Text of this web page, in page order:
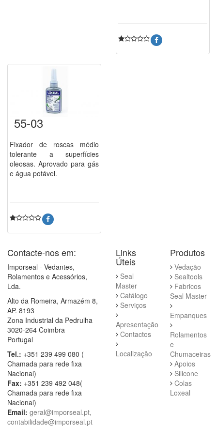
55-03
Fixador de roscas médio
tolerante a superfícies
oleosas. Aprovado para gás
e água potável.
Contacte-nos em:
Imporseal - Vedantes,
Rolamentos e Acessórios,
Lda.
Alto da Romeira, Armazém 8,
AP. 8193
Zona Industrial da Pedrulha
3020-264 Coimbra
Portugal
Tel.: +351 239 499 080 (
Chamada para rede fixa
Nacional)
Fax: +351 239 492 048(
Chamada para rede fixa
Nacional)
Email: geral@imporseal.pt,
contabilidade@imporseal.pt
Links
Úteis
Seal
Master
Catálogo
Serviços
Apresentação
Contactos
Localização
Produtos
Vedação
Sealtools
Fabricos
Seal Master
Empanques
Rolamentos
e
Chumaceiras
Apoios
Silicone
Colas
Loxeal